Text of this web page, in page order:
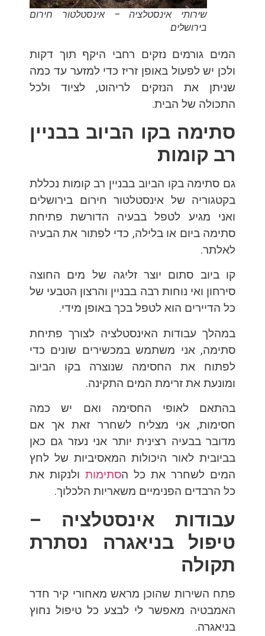
שירותי אינסטלציה – אינסטלטור חירום
בירושלים
המים גורמים נזקים רחבי היקף תוך דקות
ולכן יש לפעול באופן זריז כדי למזער עד כמה
שניתן את הנזקים לריהוט, לציוד ולכל
התכולה של הבית.
סתימה בקו הביוב בבניין
רב קומות
גם סתימה בקו הביוב בבניין רב קומות נכללת
בקטגוריה של אינסטלטור חירום בירושלים
ואני מגיע לטפל בבעיה הדורשת פתיחת
סתימה ביום או בלילה, כדי לפתור את הבעיה
לאלתר.
קו ביוב סתום יוצר זליגה של מים החוצה
סירחון ואי נוחות רבה בבניין והרצון הטבעי של
כל הדיירים הוא לטפל בכך באופן מידי.
במהלך עבודות האינסטלציה לצורך פתיחת
סתימה, אני משתמש במכשירים שונים כדי
לפתוח את החסימה שנוצרה בקו הביוב
ומונעת את זרימת המים התקינה.
בהתאם לאופי החסימה ואם יש כמה
חסימות, אני מצליח לשחרר זאת אך אם
מדובר בבעיה רצינית יותר אני נעזר גם כאן
בביובית לאור היכולות המאסיביות של לחץ
המים לשחרר את כל הסתימות ולנקות את
כל הרבדים הפנימיים משאריות הלכלוך.
עבודות אינסטלציה –
טיפול בניאגרה נסתרת
תקולה
פתח השירות שהוכן מראש מאחורי קיר חדר
האמבטיה מאפשר לי לבצע כל טיפול נחוץ
בניאגרה.